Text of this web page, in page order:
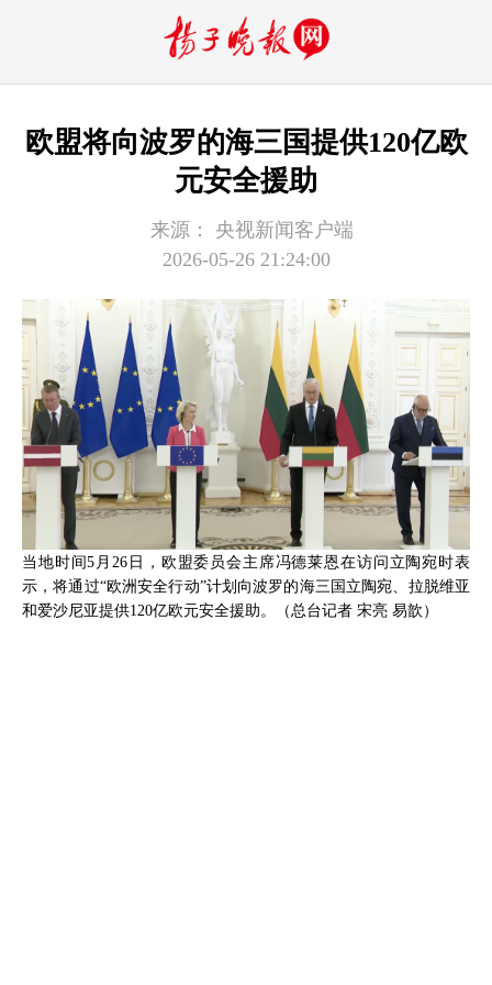
欧盟将向波罗的海三国提供120亿欧
元安全援助
来源：
央视新闻客户端
2026-05-26 21:24:00
当地时间5月26日，欧盟委员会主席冯德莱恩在访问立陶宛时表
示，将通过“欧洲安全行动”计划向波罗的海三国立陶宛、拉脱维亚
和爱沙尼亚提供120亿欧元安全援助。（总台记者 宋亮 易歆）